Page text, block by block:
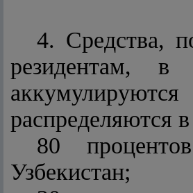
4. Средства,
резидентам, в
распределяются
80
Узбекистан;